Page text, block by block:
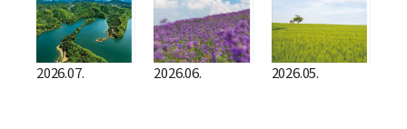
2026.07. 2026.06. 2026.05.